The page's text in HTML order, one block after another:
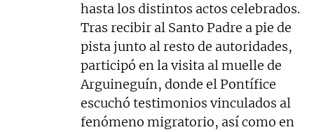
hasta los distintos actos celebrados.
Tras recibir al Santo Padre a pie de
pista junto al resto de autoridades,
participó en la visita al muelle de
Arguineguín, donde el Pontífice
escuchó testimonios vinculados al
fenómeno migratorio, así como en